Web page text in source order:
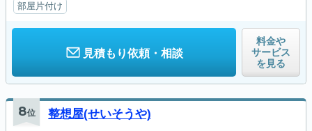
部屋片付け
見積もり依頼・相談
料金や
サービス
を見る
8位 整想屋(せいそうや)